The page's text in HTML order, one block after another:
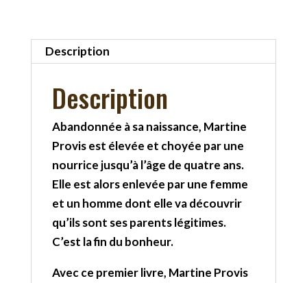
Description
Description
Abandonnée à sa naissance, Martine
Provis est élevée et choyée par une
nourrice jusqu’à l’âge de quatre ans.
Elle est alors enlevée par une femme
et un homme dont elle va découvrir
qu’ils sont ses parents légitimes.
C’est la fin du bonheur.
Avec ce premier livre, Martine Provis